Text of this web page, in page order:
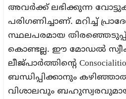
അവർക്ക് ലഭിക്കുന്ന
പരിഗണിച്ചാണ്. മറിച്ച്
സ്ഥലപരമായ
കൊണ്ടല്ല. ഈ മോഡൽ
ലീജ്പാർത്തിന്റെ
ബന്ധിപ്പിക്കാനും
വിശാലവും